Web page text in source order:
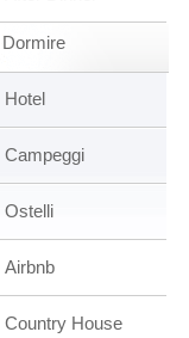
Dormire
Hotel
Campeggi
Ostelli
Airbnb
Country House